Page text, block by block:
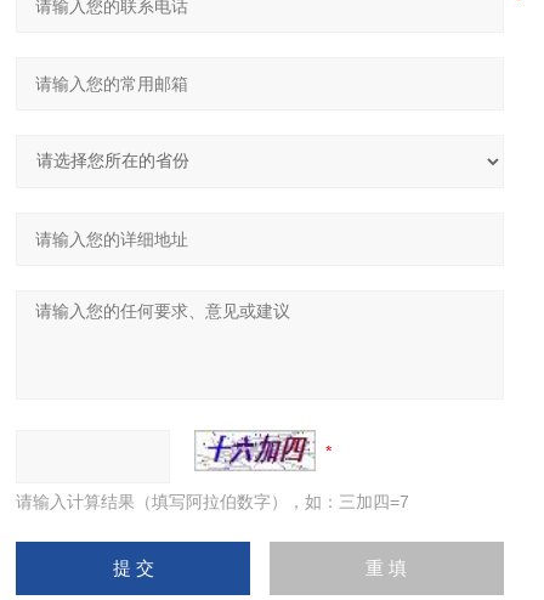
请输入计算结果（填写阿拉伯数字），如：三加四=7